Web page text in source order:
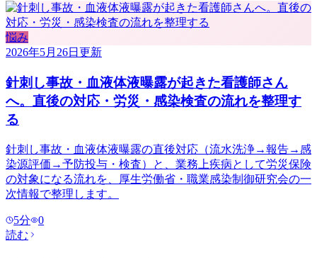
悩み
2026年5月26日 更新
針刺し事故・血液体液曝露が起きた看護師さん
へ。直後の対応・労災・感染検査の流れを整理す
る
針刺し事故・血液体液曝露の直後対応（流水洗浄→報告→感
染源評価→予防投与・検査）と、業務上疾病として労災保険
の対象になる流れを、厚生労働省・職業感染制御研究会の一
次情報で整理します。
5分
0
読む